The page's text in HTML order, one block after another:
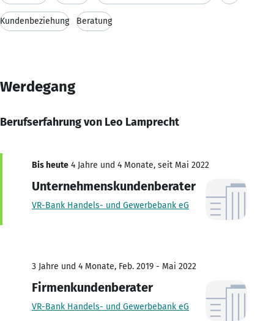
Kundenbeziehung Beratung
Werdegang
Berufserfahrung von Leo Lamprecht
Bis heute 4 Jahre und 4 Monate, seit Mai 2022
Unternehmenskundenberater
VR-Bank Handels- und Gewerbebank eG
3 Jahre und 4 Monate, Feb. 2019 - Mai 2022
Firmenkundenberater
VR-Bank Handels- und Gewerbebank eG